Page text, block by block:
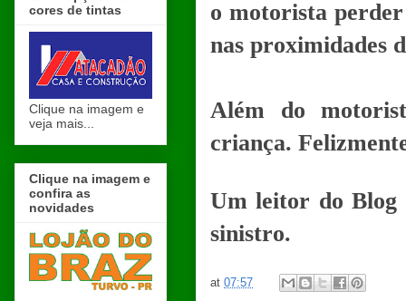
o motorista
nas proximidades
Além do
criança.
Um leitor do Blog
sinistro.
at 07:57
cores de tintas
Clique na imagem e
veja mais...
Clique na imagem e
confira as
novidades